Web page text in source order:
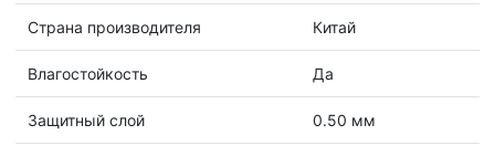
Страна производителя Китай
Влагостойкость Да
Защитный слой 0.50 мм